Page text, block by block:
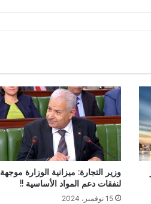
وزير التجارة: ميزانية الوزارة موجهة
لنفقات دعم المواد الأساسية !!
15 نوفمبر، 2024